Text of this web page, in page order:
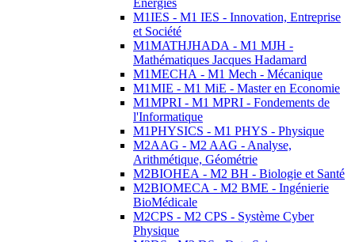
Energies
M1IES - M1 IES - Innovation, Entreprise
et Société
M1MATHJHADA - M1 MJH -
Mathématiques Jacques Hadamard
M1MECHA - M1 Mech - Mécanique
M1MIE - M1 MiE - Master en Economie
M1MPRI - M1 MPRI - Fondements de
l'Informatique
M1PHYSICS - M1 PHYS - Physique
M2AAG - M2 AAG - Analyse,
Arithmétique, Géométrie
M2BIOHEA - M2 BH - Biologie et Santé
M2BIOMECA - M2 BME - Ingénierie
BioMédicale
M2CPS - M2 CPS - Système Cyber
Physique